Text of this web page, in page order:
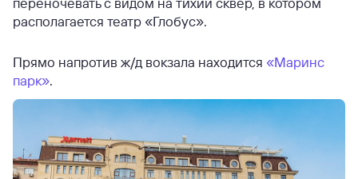
располагается театр «Глобус».
Прямо напротив ж/д вокзала находится «Маринс
парк».